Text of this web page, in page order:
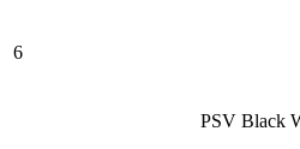
6
PSV Black